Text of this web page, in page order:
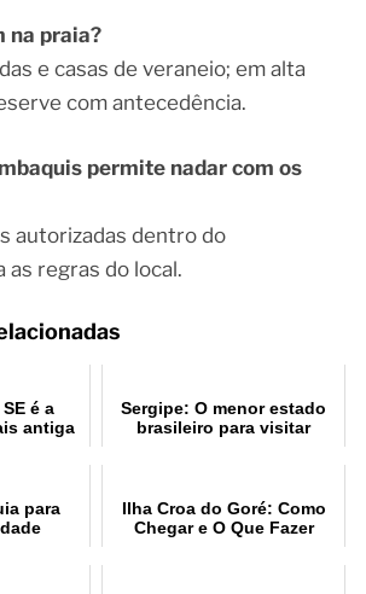
na praia?
e casas de veraneio; em alta
com antecedência.
permite nadar com os
autorizadas dentro do
as regras do local.
é a
antiga
Sergipe: O menor estado
brasileiro para visitar
para
Ilha Croa do Goré: Como
Chegar e O Que Fazer